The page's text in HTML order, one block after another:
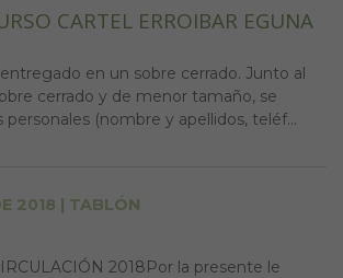
CARTEL ERROIBAR EGUNA
en un sobre cerrado. Junto al
cerrado y de menor tamaño, se
personales (nombre y apellidos, teléf...
2018 | TABLÓN
2018Por la presente le